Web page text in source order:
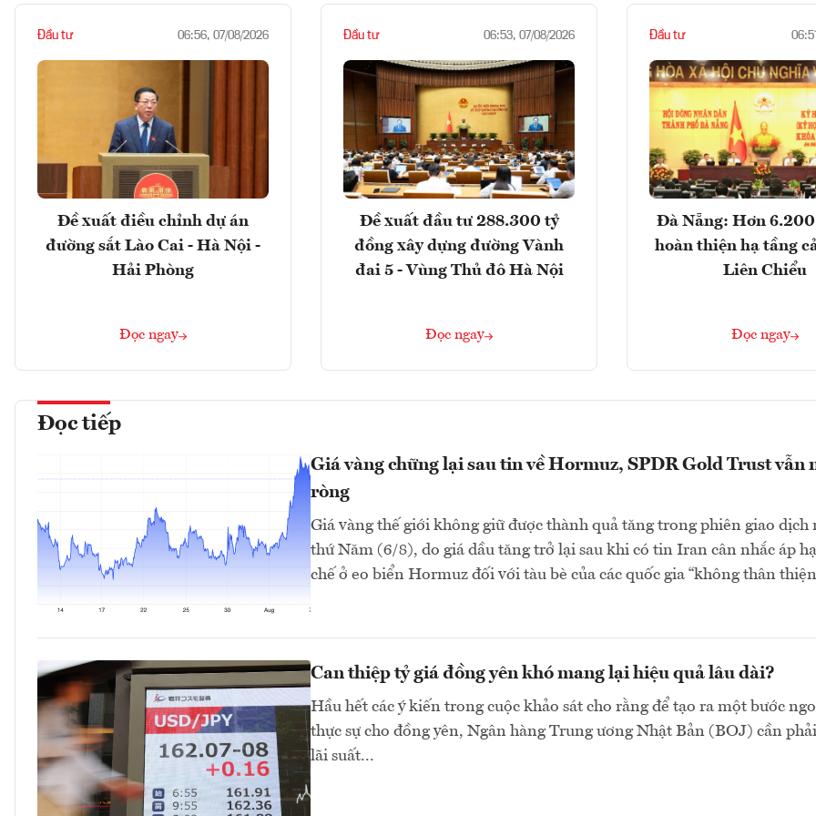
Đầu tư 06:56, 07/08/2026
Đề xuất điều chỉnh dự án
đường sắt Lào Cai - Hà Nội -
Hải Phòng
Đọc ngay
Đầu tư 06:53, 07/08/2026
Đề xuất đầu tư 288.300 tỷ
đồng xây dựng đường Vành
đai 5 - Vùng Thủ đô Hà Nội
Đọc ngay
Đầu tư
Đà Nẵng: Hơn
hoàn thiện hạ tầng
Liên Chiểu
Đọc ngay
Đọc tiếp
Giá vàng chững lại sau tin về Hormuz, SPDR Gold Trust vẫn
ròng
Giá vàng thế giới không giữ được thành quả tăng trong phiên giao dịch
thứ Năm (6/8), do giá dầu tăng trở lại sau khi có tin Iran cân nhắc áp
chế ở eo biển Hormuz đối với tàu bè của các quốc gia “không thân
Can thiệp tỷ giá đồng yên khó mang lại hiệu quả lâu dài?
Hầu hết các ý kiến trong cuộc khảo sát cho rằng để tạo ra một bước
thực sự cho đồng yên, Ngân hàng Trung ương Nhật Bản (BOJ) cần
lãi suất...